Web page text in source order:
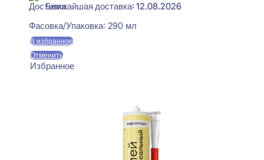
Ближайшая доставка: 12.08.2026
Фасовка/Упаковка: 290 мл
В избранное
Отменить
Избранное